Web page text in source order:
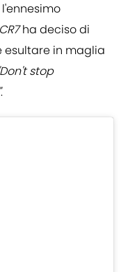
CR7ha deciso di
esultare in maglia
stop
.